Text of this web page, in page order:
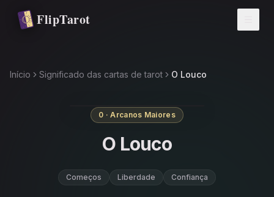
Pular para o conteúdo principal
FlipTarot
Início Significado das cartas de tarot O Louco
0 · Arcanos Maiores
O Louco
Começos Liberdade Confiança